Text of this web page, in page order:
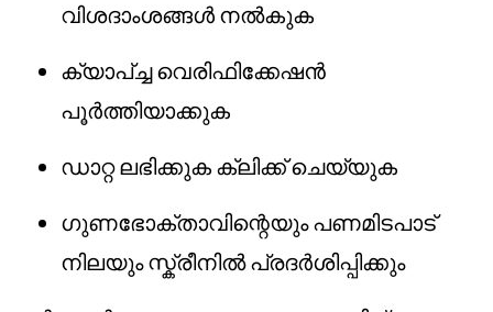
വിശദാംശങ്ങൾ നൽകുക
ക്യാപ്ച്ച വെരിഫിക്കേഷൻ
പൂർത്തിയാക്കുക
ഡാറ്റ ലഭിക്കുക ക്ലിക്ക് ചെയ്യുക
ഗുണഭോക്താവിന്റെയും പണമിടപാട്
നിലയും സ്ക്രീനിൽ പ്രദർശിപ്പിക്കും